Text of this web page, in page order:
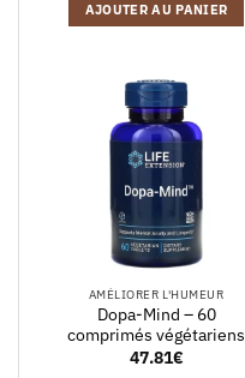
AJOUTER AU PANIER
AMÉLIORER L'HUMEUR
Dopa-Mind – 60
comprimés végétariens
47.81€